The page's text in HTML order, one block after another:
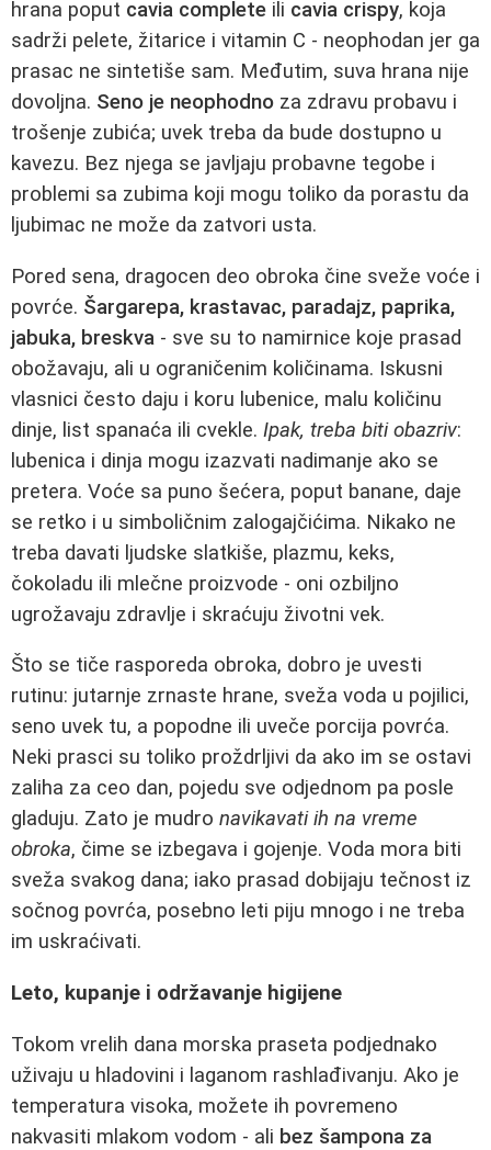
hrana poput cavia complete ili cavia crispy, koja
sadrži pelete, žitarice i vitamin C - neophodan jer ga
prasac ne sintetiše sam. Međutim, suva hrana nije
dovoljna. Seno je neophodno za zdravu probavu i
trošenje zubića; uvek treba da bude dostupno u
kavezu. Bez njega se javljaju probavne tegobe i
problemi sa zubima koji mogu toliko da porastu da
ljubimac ne može da zatvori usta.
Pored sena, dragocen deo obroka čine sveže voće i
povrće. Šargarepa, krastavac, paradajz, paprika,
jabuka, breskva - sve su to namirnice koje prasad
obožavaju, ali u ograničenim količinama. Iskusni
vlasnici često daju i koru lubenice, malu količinu
dinje, list spanaća ili cvekle. Ipak, treba biti obazriv:
lubenica i dinja mogu izazvati nadimanje ako se
pretera. Voće sa puno šećera, poput banane, daje
se retko i u simboličnim zalogajčićima. Nikako ne
treba davati ljudske slatkiše, plazmu, keks,
čokoladu ili mlečne proizvode - oni ozbiljno
ugrožavaju zdravlje i skraćuju životni vek.
Što se tiče rasporeda obroka, dobro je uvesti
rutinu: jutarnje zrnaste hrane, sveža voda u pojilici,
seno uvek tu, a popodne ili uveče porcija povrća.
Neki prasci su toliko proždrljivi da ako im se ostavi
zaliha za ceo dan, pojedu sve odjednom pa posle
gladuju. Zato je mudro navikavati ih na vreme
obroka, čime se izbegava i gojenje. Voda mora biti
sveža svakog dana; iako prasad dobijaju tečnost iz
sočnog povrća, posebno leti piju mnogo i ne treba
im uskraćivati.
Leto, kupanje i održavanje higijene
Tokom vrelih dana morska praseta podjednako
uživaju u hladovini i laganom rashlađivanju. Ako je
temperatura visoka, možete ih povremeno
nakvasiti mlakom vodom - ali bez šampona za